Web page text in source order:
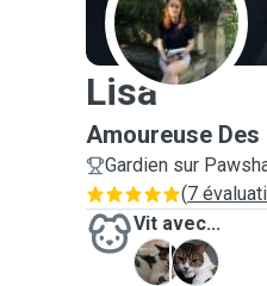
L
Lisa
Amoureuse Des
Gardien sur
(7
Vit avec...
F
V